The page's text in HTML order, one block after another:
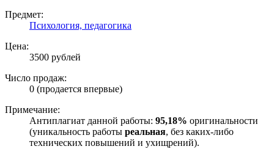
Предмет:
Психология, педагогика
Цена:
3500 рублей
Число продаж:
0 (продается впервые)
Примечание:
Антиплагиат данной работы: 95,18% оригинальности
(уникальность работы реальная, без каких-либо
технических повышений и ухищрений).